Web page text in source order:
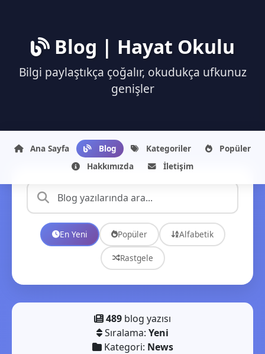
Blog | Hayat Okulu
Bilgi paylaştıkça çoğalır, okudukça ufkunuz
genişler
Ana Sayfa Blog Kategoriler
Popüler
Hakkımızda
İletişim
En Yeni Popüler Alfabetik
Rastgele
489 blog yazısı
Sıralama: Yeni
Kategori: News